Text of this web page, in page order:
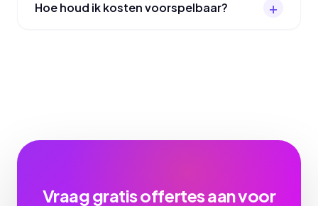
Hoe houd ik kosten voorspelbaar?
Vraag gratis offertes aan voor